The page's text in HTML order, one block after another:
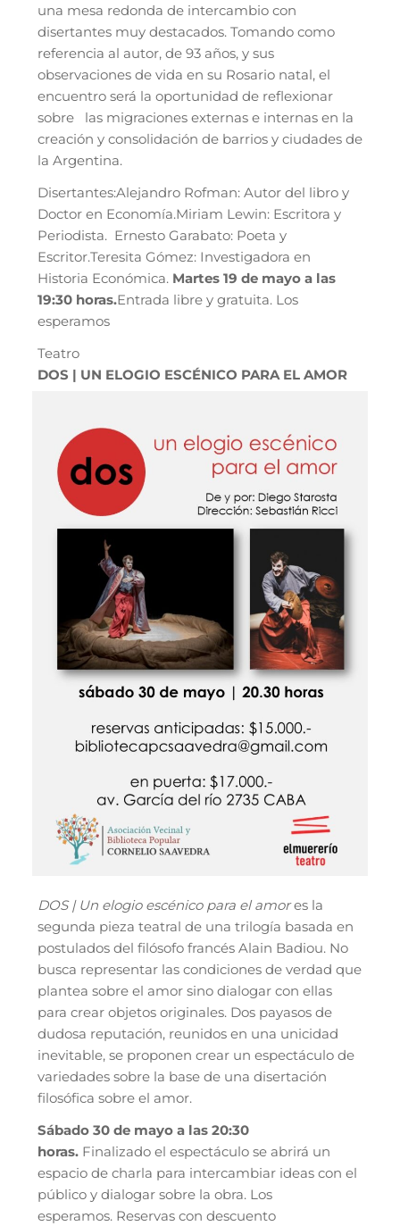
una mesa redonda de intercambio con
disertantes muy destacados. Tomando como
referencia al autor, de 93 años, y sus
observaciones de vida en su Rosario natal, el
encuentro será la oportunidad de reflexionar
sobre las migraciones externas e internas en la
creación y consolidación de barrios y ciudades de
la Argentina.
Disertantes:Alejandro Rofman: Autor del libro y
Doctor en Economía.Miriam Lewin: Escritora y
Periodista. Ernesto Garabato: Poeta y
Escritor.Teresita Gómez: Investigadora en
Historia Económica. Martes 19 de mayo a las
19:30 horas.Entrada libre y gratuita. Los
esperamos
Teatro
DOS | UN ELOGIO ESCÉNICO PARA EL AMOR
DOS | Un elogio escénico para el amores la
segunda pieza teatral de una trilogía basada en
postulados del filósofo francés Alain Badiou. No
busca representar las condiciones de verdad que
plantea sobre el amor sino dialogar con ellas
para crear objetos originales. Dos payasos de
dudosa reputación, reunidos en una unicidad
inevitable, se proponen crear un espectáculo de
variedades sobre la base de una disertación
filosófica sobre el amor.
Sábado 30 de mayo a las 20:30
horas.Finalizado el espectáculo se abrirá un
espacio de charla para intercambiar ideas con el
público y dialogar sobre la obra. Los
esperamos. Reservas con descuento